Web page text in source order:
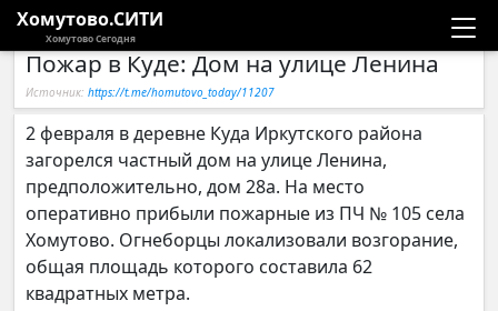
Хомутово.СИТИ
Хомутово Сегодня
Новости
Расписание автобусов
Галерея
Компании
Пожар в Куде: Дом на улице Ленина
Источник: https://t.me/homutovo_today/11207
2 февраля в деревне Куда Иркутского района
загорелся частный дом на улице Ленина,
предположительно, дом 28а. На место
оперативно прибыли пожарные из ПЧ № 105 села
Хомутово. Огнеборцы локализовали возгорание,
общая площадь которого составила 62
квадратных метра.